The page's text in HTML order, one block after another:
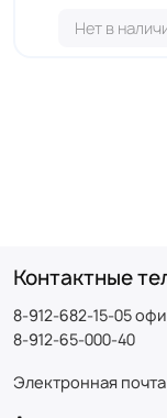
Нет в
Контактные
8-912-682-15-05
8-912-65-000-40
Электронная